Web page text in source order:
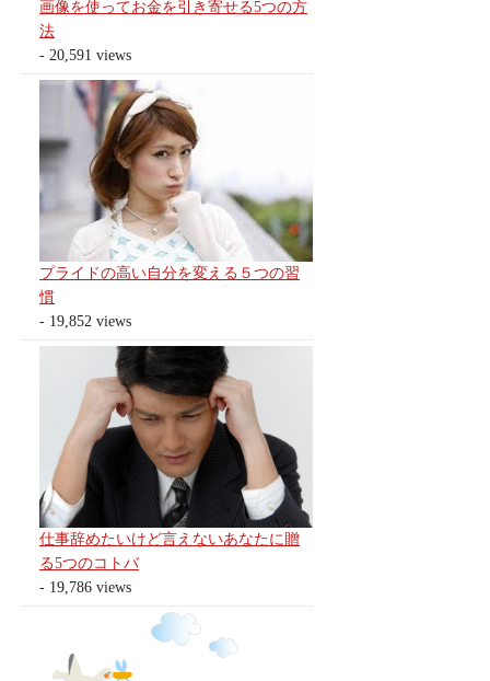
画像を使ってお金を引き寄せる5つの方
法
- 20,591 views
プライドの高い自分を変える５つの習
慣
- 19,852 views
仕事辞めたいけど言えないあなたに贈
る5つのコトバ
- 19,786 views